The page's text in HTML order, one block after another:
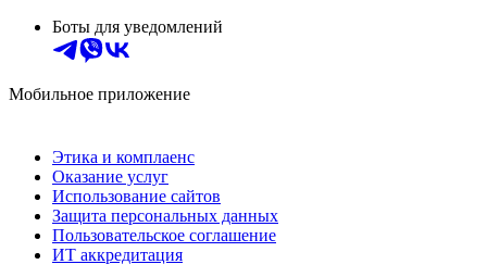
Боты для уведомлений
Мобильное приложение
Этика и комплаенс
Оказание услуг
Использование сайтов
Защита персональных данных
Пользовательское соглашение
ИТ аккредитация